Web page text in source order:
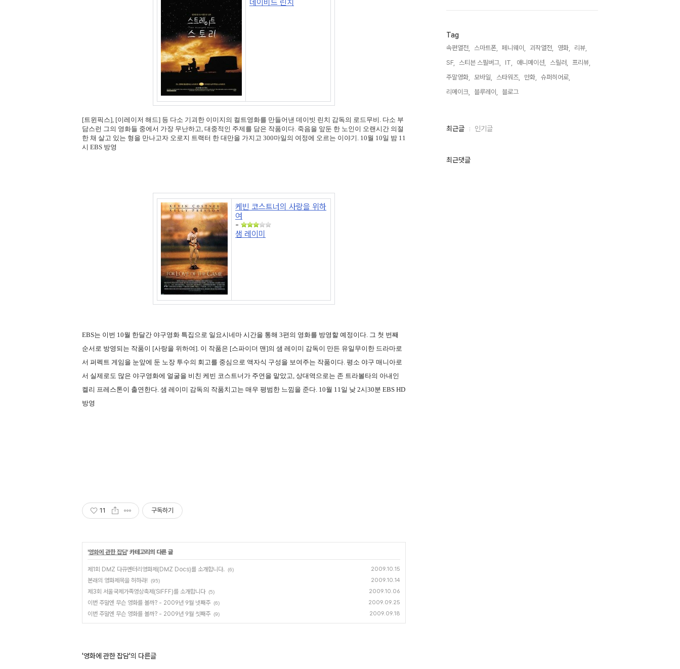
데이비드 린치
[트윈픽스], [이레이저 해드] 등 다소 기괴한 이미지의 컬트영화를 만들어낸 데이빗 린치 감독의 로드무비. 다소 부
담스런 그의 영화들 중에서 가장 무난하고, 대중적인 주제를 담은 작품이다. 죽음을 앞둔 한 노인이 오랜시간 의절
한 채 살고 있는 형을 만나고자 오로지 트랙터 한 대만을 가지고 300마일의 여정에 오르는 이야기. 10월 10일 밤 11
시 EBS 방영
케빈 코스트너의 사랑을 위하
여
-
샘 레이미
EBS는 이번 10월 한달간 야구영화 특집으로 일요시네마 시간을 통해 3편의 영화를 방영할 예정이다. 그 첫 번째
순서로 방영되는 작품이 [사랑을 위하여]. 이 작품은 [스파이더 맨]의 샘 레이미 감독이 만든 유일무이한 드라마로
서 퍼펙트 게임을 눈앞에 둔 노장 투수의 회고를 중심으로 액자식 구성을 보여주는 작품이다. 평소 야구 매니아로
서 실제로도 많은 야구영화에 얼굴을 비친 케빈 코스트너가 주연을 맡았고, 상대역으로는 존 트라볼타의 아내인
켈리 프레스톤이 출연한다. 샘 레이미 감독의 작품치고는 매우 평범한 느낌을 준다. 10월 11일 낮 2시30분 EBS HD
방영
11 구독하기
'영화에 관한 잡담' 카테고리의 다른 글
제1회 DMZ 다큐멘터리영화제(DMZ Docs)를 소개합니다. (6) 2009.10.15
본래의 영화제목을 허하라! (95) 2009.10.14
제3회 서울국제가족영상축제(SIFFF)를 소개합니다 (5) 2009.10.06
이번 주말엔 무슨 영화를 볼까? - 2009년 9월 넷째주 (6) 2009.09.25
이번 주말엔 무슨 영화를 볼까? - 2009년 9월 셋째주 (9) 2009.09.18
'영화에 관한 잡담'의 다른글
Tag
속편열전, 스마트폰, 페니웨이, 괴작열전, 영화,
리뷰,
SF,
스티븐 스필버그, IT, 애니메이션, 스릴러,
프리뷰,
주말영화,
모바일, 스타워즈, 만화,
슈퍼히어로,
리메이크,
블루레이, 블로그,
최
인
최근글 인기글
최근댓글